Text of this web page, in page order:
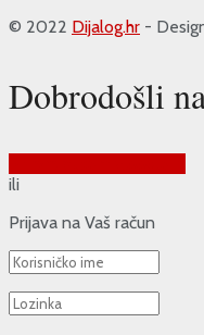
© 2022 Dijalog.hr -
Dobrodošli
ili
Prijava na Vaš račun